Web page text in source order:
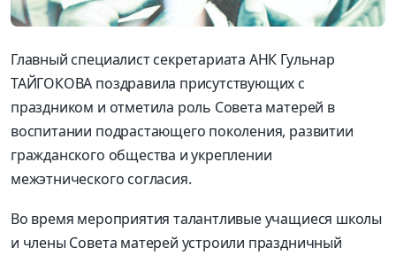
Главный специалист секретариата АНК Гульнар
ТАЙГОКОВА поздравила присутствующих с
праздником и отметила роль Совета матерей в
воспитании подрастающего поколения, развитии
гражданского общества и укреплении
межэтнического согласия.
Во время мероприятия талантливые учащиеся школы
и члены Совета матерей устроили праздничный